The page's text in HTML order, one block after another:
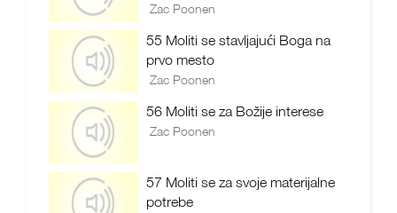
Zac Poonen
55 Moliti se stavljajući Boga na
prvo mesto
Zac Poonen
56 Moliti se za Božije interese
Zac Poonen
57 Moliti se za svoje materijalne
potrebe